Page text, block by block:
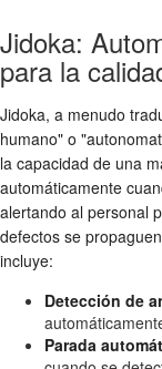
Jidoka:
para la
Jidoka, a menudo
humano" o
la capacidad de una
automáticamente
alertando al personal
defectos se
incluye:
Detección de
Parada